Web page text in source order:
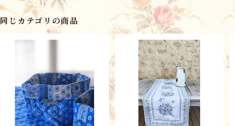
同じカテゴリの商品